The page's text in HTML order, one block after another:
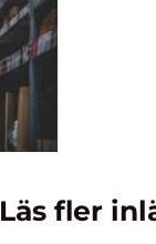
Läs fler